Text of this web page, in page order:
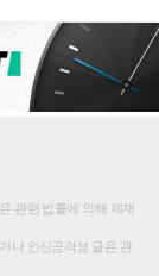
관련 법률에 의해 제재
나 인신공격성 글은 관